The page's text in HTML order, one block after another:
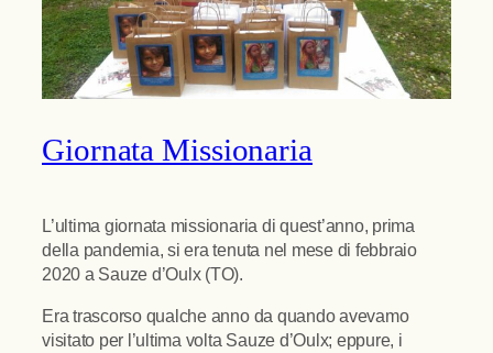
Giornata Missionaria
L’ultima giornata missionaria di quest’anno, prima
della pandemia, si era tenuta nel mese di febbraio
2020 a Sauze d’Oulx (TO).
Era trascorso qualche anno da quando avevamo
visitato per l’ultima volta Sauze d’Oulx; eppure, i